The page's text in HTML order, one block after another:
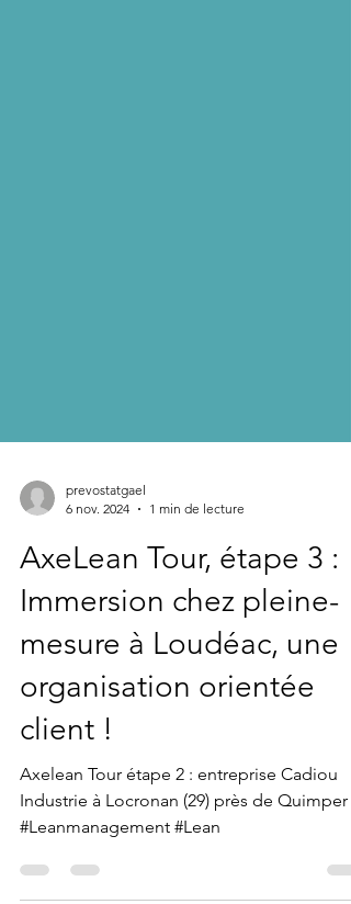
6 nov. 2024
1 min de lecture
AxeLean Tour, étape 3 :
Immersion chez pleine-
mesure à Loudéac, une
organisation orientée
client !
Axelean Tour étape 2 : entreprise Cadiou
Industrie à Locronan (29) près de Quimper
#Leanmanagement #Lean